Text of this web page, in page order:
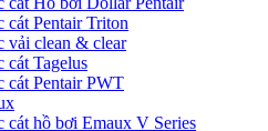
cát Pentair Triton
vải clean & clear
cát Tagelus
cát Pentair PWT
cát hồ bơi Emaux V Series